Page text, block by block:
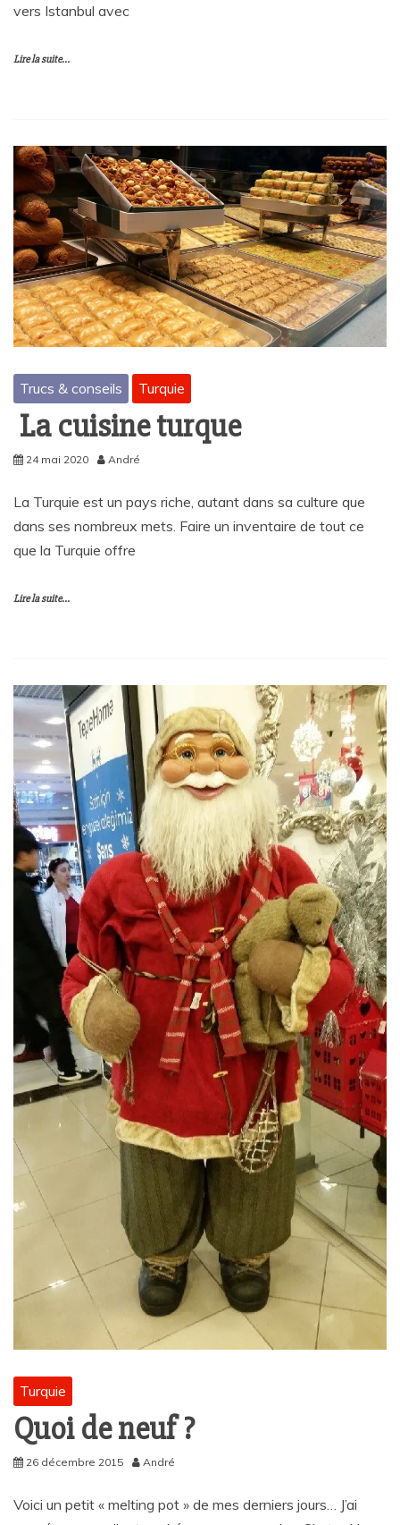
vers Istanbul avec
Lire la suite...
Trucs & conseils Turquie
La cuisine turque
24 mai 2020 André
La Turquie est un pays riche, autant dans sa culture que
dans ses nombreux mets. Faire un inventaire de tout ce
que la Turquie offre
Lire la suite...
Turquie
Quoi de neuf ?
26 décembre 2015 André
Voici un petit « melting pot » de mes derniers jours… J’ai